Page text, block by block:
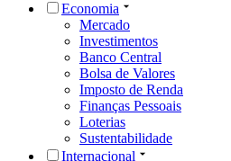
Economia
Mercado
Investimentos
Banco Central
Bolsa de Valores
Imposto de Renda
Finanças Pessoais
Loterias
Sustentabilidade
Internacional